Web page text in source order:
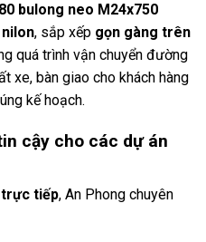
bulong neo M24x750
, sắp xếp gọn gàng trên
quá trình vận chuyển đường
xe, bàn giao cho khách hàng
kế hoạch.
cậy cho các dự án
trực tiếp, An Phong chuyên